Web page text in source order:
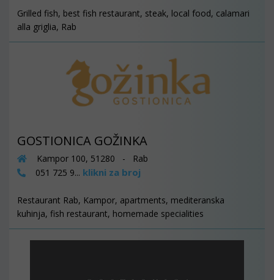
Grilled fish, best fish restaurant, steak, local food, calamari
alla griglia, Rab
GOSTIONICA GOŽINKA
Kampor 100, 51280 - Rab
051 725 9... klikni za broj
Restaurant Rab, Kampor, apartments, mediteranska
kuhinja, fish restaurant, homemade specialities